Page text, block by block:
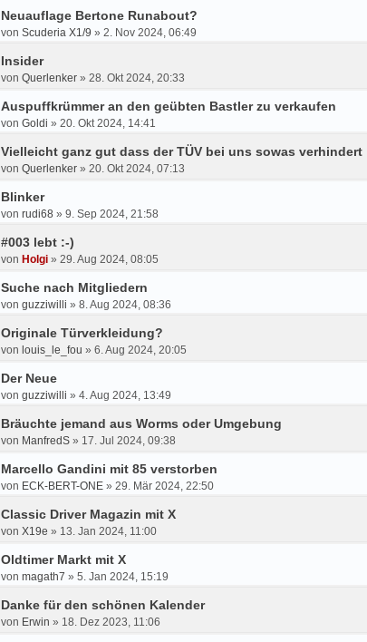
Neuauflage Bertone Runabout?
von Scuderia X1/9 » 2. Nov 2024, 06:49
Insider
von Querlenker » 28. Okt 2024, 20:33
Auspuffkrümmer an den geübten Bastler zu verkaufen
von Goldi » 20. Okt 2024, 14:41
Vielleicht ganz gut dass der TÜV bei uns sowas verhindert
von Querlenker » 20. Okt 2024, 07:13
Blinker
von rudi68 » 9. Sep 2024, 21:58
#003 lebt :-)
von Holgi » 29. Aug 2024, 08:05
Suche nach Mitgliedern
von guzziwilli » 8. Aug 2024, 08:36
Originale Türverkleidung?
von louis_le_fou » 6. Aug 2024, 20:05
Der Neue
von guzziwilli » 4. Aug 2024, 13:49
Bräuchte jemand aus Worms oder Umgebung
von ManfredS » 17. Jul 2024, 09:38
Marcello Gandini mit 85 verstorben
von ECK-BERT-ONE » 29. Mär 2024, 22:50
Classic Driver Magazin mit X
von X19e » 13. Jan 2024, 11:00
Oldtimer Markt mit X
von magath7 » 5. Jan 2024, 15:19
Danke für den schönen Kalender
von Erwin » 18. Dez 2023, 11:06